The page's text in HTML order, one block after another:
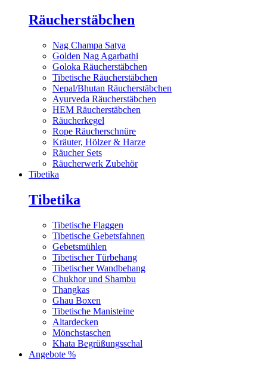
Räucherstäbchen
Nag Champa Satya
Golden Nag Agarbathi
Goloka Räucherstäbchen
Tibetische Räucherstäbchen
Nepal/Bhutan Räucherstäbchen
Ayurveda Räucherstäbchen
HEM Räucherstäbchen
Räucherkegel
Rope Räucherschnüre
Kräuter, Hölzer & Harze
Räucher Sets
Räucherwerk Zubehör
Tibetika
Tibetika
Tibetische Flaggen
Tibetische Gebetsfahnen
Gebetsmühlen
Tibetischer Türbehang
Tibetischer Wandbehang
Chukhor und Shambu
Thangkas
Ghau Boxen
Tibetische Manisteine
Altardecken
Mönchstaschen
Khata Begrüßungsschal
Angebote %